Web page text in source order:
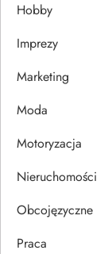
a
w
p
u
Hobby
Imprezy
Marketing
Moda
Motoryzacja
Nieruchomości
Obcojęzyczne
Praca